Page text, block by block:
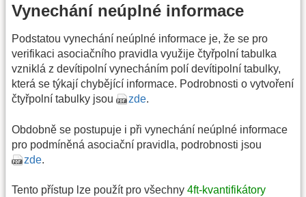
Vynechání neúplné informace
Podstatou vynechání neúplné informace je, že se pro
verifikaci asociačního pravidla využije čtyřpolní tabulka
vzniklá z devítipolní vynecháním polí devítipolní tabulky,
která se týkají chybějící informace. Podrobnosti o vytvoření
čtyřpolní tabulky jsou
zde.
Obdobně se postupuje i při vynechání neúplné informace
pro podmíněná asociační pravidla, podrobnosti jsou
zde.
Tento přístup lze použít pro všechny 4ft-kvantifikátory